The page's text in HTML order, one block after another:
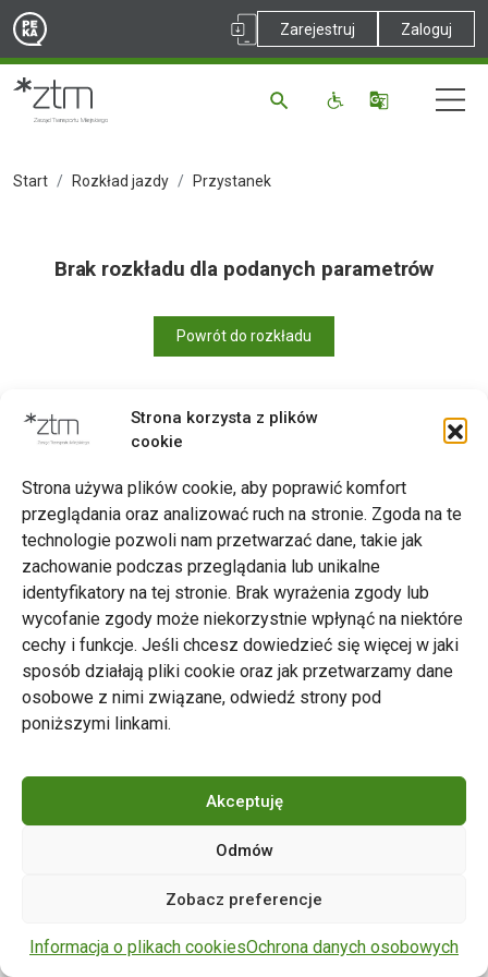
Strona korzysta z plików
cookie
Strona używa plików cookie, aby poprawić komfort
przeglądania oraz analizować ruch na stronie. Zgoda na te
technologie pozwoli nam przetwarzać dane, takie jak
zachowanie podczas przeglądania lub unikalne
identyfikatory na tej stronie. Brak wyrażenia zgody lub
wycofanie zgody może niekorzystnie wpłynąć na niektóre
cechy i funkcje. Jeśli chcesz dowiedzieć się więcej w jaki
sposób działają pliki cookie oraz jak przetwarzamy dane
osobowe z nimi związane, odwiedź strony pod
poniższymi linkami.
Akceptuję
Odmów
Zobacz preferencje
Informacja o plikach cookiesOchrona danych osobowych
Zarejestruj Zaloguj
Start Rozkład jazdy Przystanek
Brak rozkładu dla podanych parametrów
Powrót do rozkładu
Zarząd Transportu Miejskiego w Poznaniu
Napisz do nas
tel. 61 646 33 44
ul. Matejki 59, 60-770 Poznań
zastrzeżone.